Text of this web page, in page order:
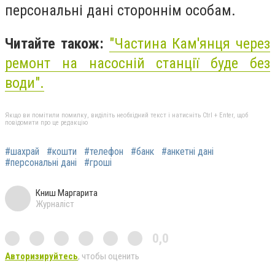
персональні дані стороннім особам.
Читайте також: "Частина Кам'янця через
ремонт на насосній станції буде без
води".
Якщо ви помітили помилку, виділіть необхідний текст і натисніть Ctrl + Enter, щоб
повідомити про це редакцію
#шахрай #кошти #телефон #банк
#анкетні дані
#персональні дані
#гроші
Книш Маргарита
Журналіст
0,0
Авторизируйтесь, чтобы оценить